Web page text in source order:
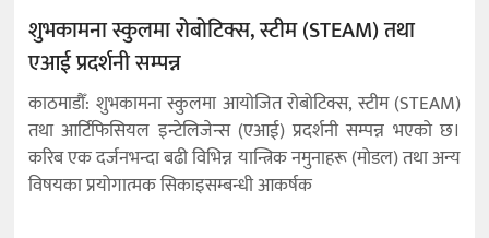
शुभकामना स्कुलमा रोबोटिक्स, स्टीम (STEAM) तथा
एआई प्रदर्शनी सम्पन्न
काठमाडौँ: शुभकामना स्कुलमा आयोजित रोबोटिक्स, स्टीम (STEAM)
तथा आर्टिफिसियल इन्टेलिजेन्स (एआई) प्रदर्शनी सम्पन्न भएको छ।
करिब एक दर्जनभन्दा बढी विभिन्न यान्त्रिक नमुनाहरू (मोडल) तथा अन्य
विषयका प्रयोगात्मक सिकाइसम्बन्धी आकर्षक